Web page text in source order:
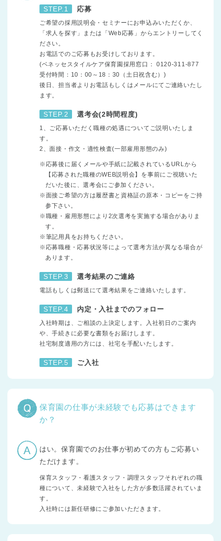
STEP.1 応募
ご希望の採用説明会・セミナーにお申込みいただくか、
「求人を探す」または「Web応募」からエントリーしてく
ださい。
お電話でのご応募もお受けしております。
(ベネッセスタイルケア保育園採用窓口： 0120-311-877
受付時間：10：00～18：30（土日祝含む）)
後日、担当者よりお電話もしくはメールにてご連絡いたし
ます。
STEP.2 選考会(2時間程度)
1、ご応募いただく職種の処遇についてご説明いたしま
す。
2、面接・作文・適性検査(一部雇用形態のみ)
※応募後に届くメールや手紙に記載されているURLから
【応募された職種のWEB説明会】を事前にご視聴いた
だいた後に、選考会にご参加ください。
※面接ご希望の方は履歴書と資格証の原本・コピーをご持
参下さい。
※職種・雇用形態により2次選考を実施する場合がありま
す。
※筆記用具をお持ちください。
※応募職種・応募状況等によって選考方法が異なる場合が
あります。
STEP.3 選考結果のご連絡
電話もしくは郵送にて選考結果をご連絡いたします。
STEP.4 内定・入社までのフォロー
入社時期は、ご相談の上決定します。入社初日のご案内
や、手続きに必要な書類をお届けします。
社宅制度適用の方には、社宅を手配いたします。
STEP.5 ご入社
保育園の仕事が未経験でも応募はできます
か？
はい。保育園でのお仕事が初めての方もご応募い
ただけます。
保育スタッフ・看護スタッフ・調理スタッフそれぞれの職
種について、未経験で入社をした方が多数活躍されていま
す。
入社時には新任研修にご参加いただきます。